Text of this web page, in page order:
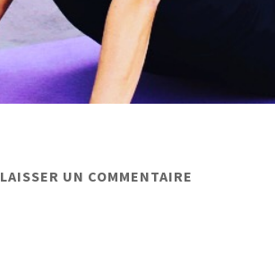
LAISSER UN COMMENTAIRE